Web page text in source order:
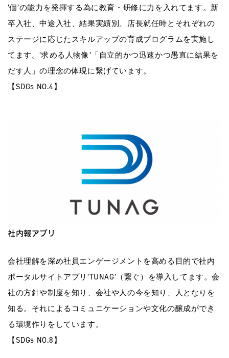
’個’の能力を発揮する為に教育・研修に力を入れてます。新
卒入社、中途入社、結果実績別、店長就任時とそれぞれの
ステージに応じたスキルアップの育成プログラムを実施し
てます。’求める人物像’「自立的かつ迅速かつ愚直に結果を
だす人」の理念の体現に繋げています。
【SDGs NO.4】
社内報アプリ
会社理解を深め社員エンゲージメントを高める目的で社内
ポータルサイトアプリ’TUNAG’（繋ぐ）を導入してます。会
社の方針や制度を知り、会社や人の今を知り、人となりを
知る。それによるコミュニケーションや文化の醸成ができ
る環境作りをしています。
【SDGs NO.8】